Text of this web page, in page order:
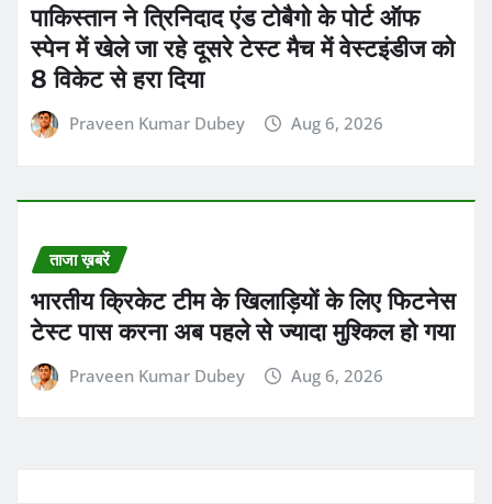
पाकिस्तान ने त्रिनिदाद एंड टोबैगो के पोर्ट ऑफ
स्पेन में खेले जा रहे दूसरे टेस्ट मैच में वेस्टइंडीज को
8 विकेट से हरा दिया
Praveen Kumar Dubey Aug 6, 2026
ताजा ख़बरें
भारतीय क्रिकेट टीम के खिलाड़ियों के लिए फिटनेस
टेस्ट पास करना अब पहले से ज्यादा मुश्किल हो गया
Praveen Kumar Dubey Aug 6, 2026